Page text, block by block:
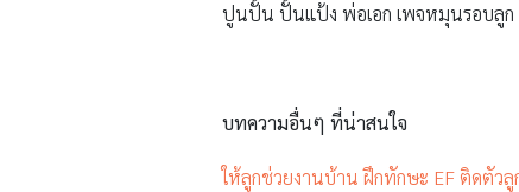
ปูนปั้น ปั้นแป้ง พ่อเอก เพจหมุนรอบลูก
บทความอื่นๆ ที่น่าสนใจ
ให้ลูกช่วยงานบ้าน ฝึกทักษะ EF ติดตัว